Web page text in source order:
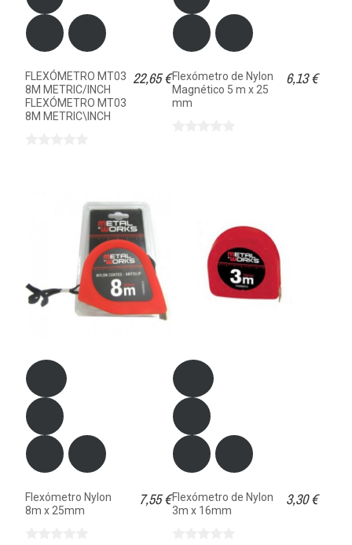
FLEXÓMETRO MT03
8M METRIC/INCH
FLEXÓMETRO MT03
8M METRIC\INCH
22,65 €Flexómetro de Nylon
Magnético 5 m x 25
mm
6,13 €
Flexómetro Nylon
8m x 25mm
7,55 €Flexómetro de Nylon
3m x 16mm
3,30 €